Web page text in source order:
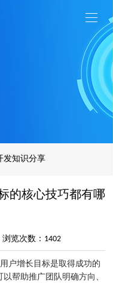
发知识分享
的核心技巧都有哪
览次数：1402
户增长目标是取得成功的
帮助推广团队明确方向、